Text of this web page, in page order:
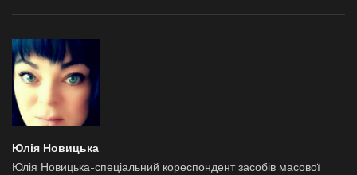
Юлія Новицька
Юлія Новицька-спеціальний кореспондент засобів масової